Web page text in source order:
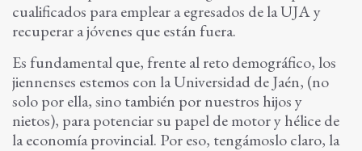
cualificados para emplear a egresados de la UJA y
recuperar a jóvenes que están fuera.
Es fundamental que, frente al reto demográfico, los
jiennenses estemos con la Universidad de Jaén, (no
solo por ella, sino también por nuestros hijos y
nietos), para potenciar su papel de motor y hélice de
la economía provincial. Por eso, tengámoslo claro, la